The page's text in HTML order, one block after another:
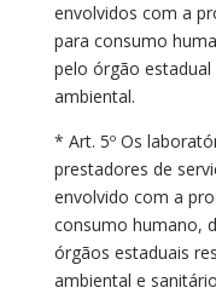
envolvidos com a
para consumo
pelo órgão
ambiental.
* Art. 5º Os
prestadores de
envolvido com a
consumo humano,
órgãos estaduais
ambiental e